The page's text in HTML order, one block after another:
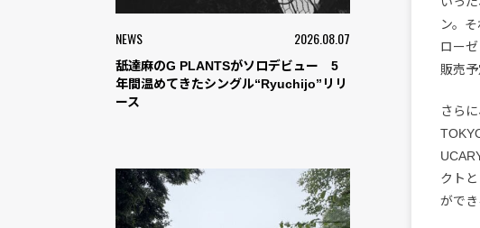
NEWS 2026.08.07
舐達麻のG PLANTSがソロデビュー 5
年間温めてきたシングル“Ryuchijo”リリ
ース
ン。
ロー
販売予
さら
クト
ができ